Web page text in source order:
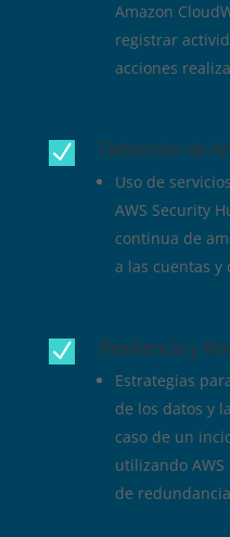
Amazon
registrar
acciones
N Detección de
Uso de
AWS Security
continua de
a las cuentas y
N Resiliencia y
Estrategias
de los datos y
caso de un
utilizando
de